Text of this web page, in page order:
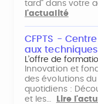
tard" dans votre
l'actualité
CFPTS -
aux
L’offre de
Innovation et
des évolutions
quotidiens :
et les…
Lire